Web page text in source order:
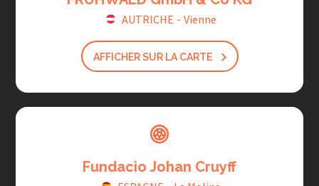
AUTRICHE - Vienne
AFFICHER SUR LA CARTE
Fundacio Johan Cruyff